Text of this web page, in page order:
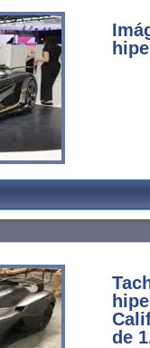
de